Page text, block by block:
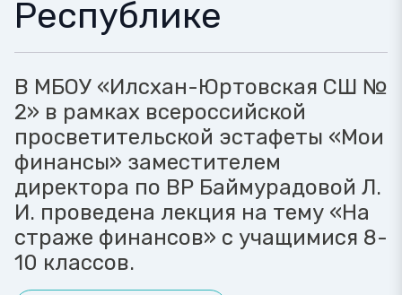
Республике
В МБОУ «Илсхан-Юртовская СШ №
2» в рамках всероссийской
просветительской эстафеты «Мои
финансы» заместителем
директора по ВР Баймурадовой Л.
И. проведена лекция на тему «На
страже финансов» с учащимися 8-
10 классов.